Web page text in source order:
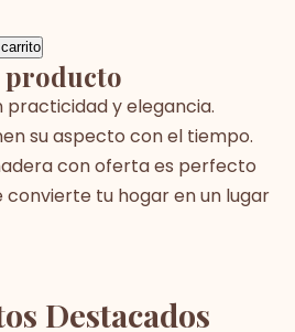
practicidad y elegancia.
su aspecto con el tiempo.
con oferta es perfecto
convierte tu hogar en un lugar
Destacados